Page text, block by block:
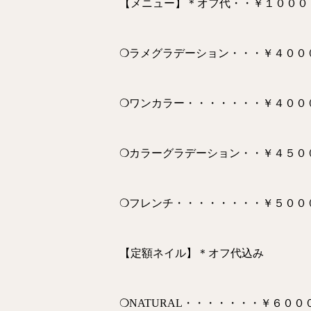
【メニュー】＊オフ代・・￥１０００
❍ラメグラデーション・・・￥４００
❍ワンカラー・・・・・・・￥４００
❍カラーグラデーション・・￥４５０
❍フレンチ・・・・・・・・￥５００
【定額ネイル】＊オフ代込み
❍NATURAL・・・・・・・￥６００